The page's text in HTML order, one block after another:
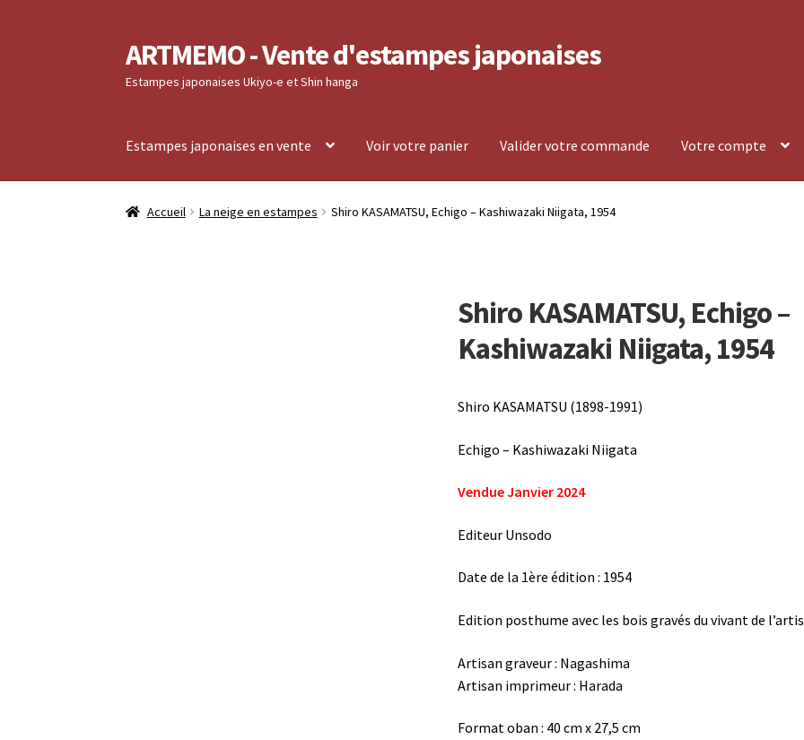
Aller
à
la
Aller
au
contenu
ARTMEMO - Vente d'estampes japonaises
Estampes japonaises Ukiyo-e et Shin hanga
Estampes japonaises en vente Voir votre panier Valider votre commande Votre compte
Accueil Frais d’envoi, délais de Livraison, règlement et retour Politique de confidentialité
Accueil La neige en estampes Shiro KASAMATSU, Echigo – Kashiwazaki Niigata, 1954
Shiro KASAMATSU, Echigo –
Kashiwazaki Niigata, 1954
Shiro KASAMATSU (1898-1991)
Echigo – Kashiwazaki Niigata
Vendue Janvier 2024
Editeur Unsodo
Date de la 1ère édition : 1954
Edition posthume avec les bois gravés du vivant de
Artisan graveur : Nagashima
Artisan imprimeur : Harada
Format oban : 40 cm x 27,5 cm